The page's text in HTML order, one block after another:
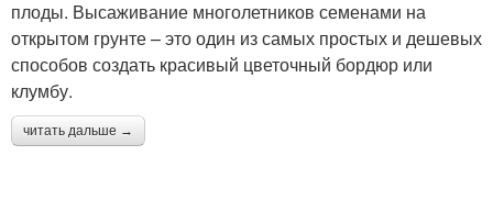
плоды. Высаживание многолетников семенами на
открытом грунте – это один из самых простых и дешевых
способов создать красивый цветочный бордюр или
клумбу.
читать дальше →